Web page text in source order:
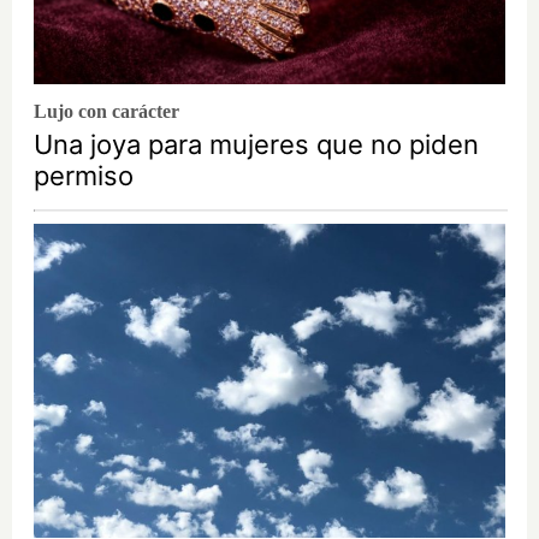
Lujo con carácter
Una joya para mujeres que no piden
permiso